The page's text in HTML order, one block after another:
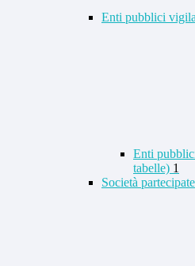
Enti pubblici
Enti
tabelle) 1
Società partecipate